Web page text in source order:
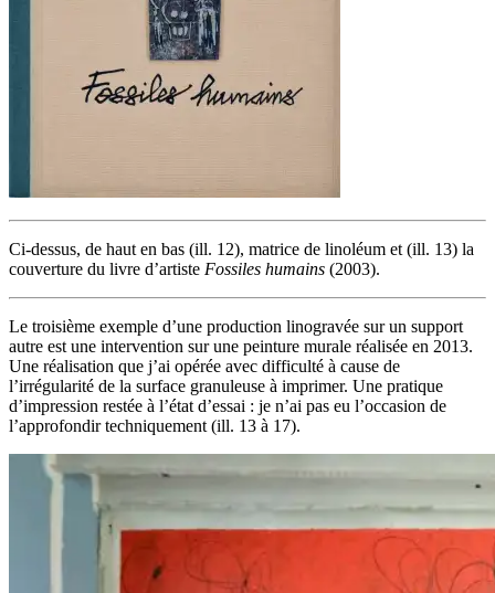
Ci-dessus, de haut en bas (ill. 12), matrice de linoléum et (ill. 13) la
couverture du livre d’artiste Fossiles humains (2003).
Le troisième exemple d’une production linogravée sur un support
autre est une intervention sur une peinture murale réalisée en 2013.
Une réalisation que j’ai opérée avec difficulté à cause de
l’irrégularité de la surface granuleuse à imprimer. Une pratique
d’impression restée à l’état d’essai : je n’ai pas eu l’occasion de
l’approfondir techniquement (ill. 13 à 17).